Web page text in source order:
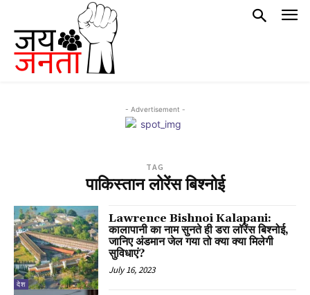
- Advertisement -
TAG
पाकिस्तान लोरेंस बिश्नोई
देश
Lawrence Bishnoi Kalapani:
कालापानी का नाम सुनते ही डरा लॉरेंस बिश्नोई,
जानिए अंडमान जेल गया तो क्या क्या मिलेगी
सुविधाएं?
July 16, 2023